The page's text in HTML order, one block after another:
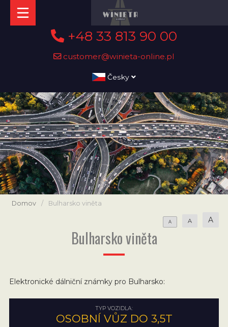
+48 33 813 90 00
customer@winieta-online.pl
Česky
Domov / Bulharsko viněta
A A A
Bulharsko viněta
Elektronické dálniční známky pro Bulharsko:
TYP VOZIDLA:
OSOBNÍ VŮZ DO 3,5T